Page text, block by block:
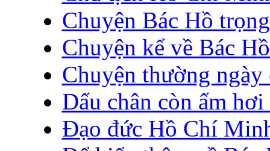
Chuyện Bác Hồ
Chuyện kể về Bác
Chuyện thường ngày
Dấu chân còn ấm
Đạo đức Hồ Chí